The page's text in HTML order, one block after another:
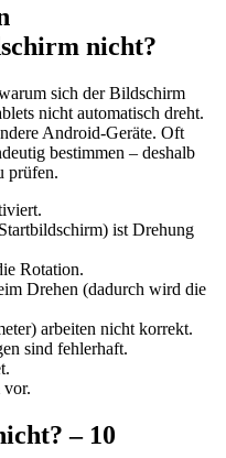
nicht?
sich der Bildschirm
nicht automatisch dreht.
Android‑Geräte. Oft
bestimmen – deshalb
prüfen.
ist Drehung
Rotation.
Drehen (dadurch wird die
arbeiten nicht korrekt.
sind fehlerhaft.
vor.
– 10